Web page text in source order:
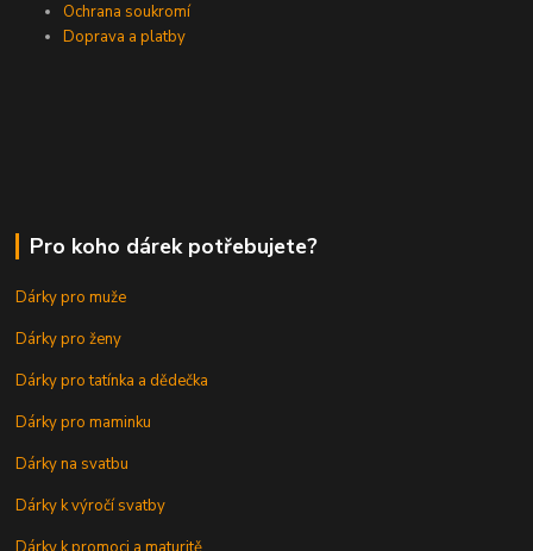
Ochrana soukromí
Doprava a platby
Pro koho dárek potřebujete?
Dárky pro muže
Dárky pro ženy
Dárky pro tatínka a dědečka
Dárky pro maminku
Dárky na svatbu
Dárky k výročí svatby